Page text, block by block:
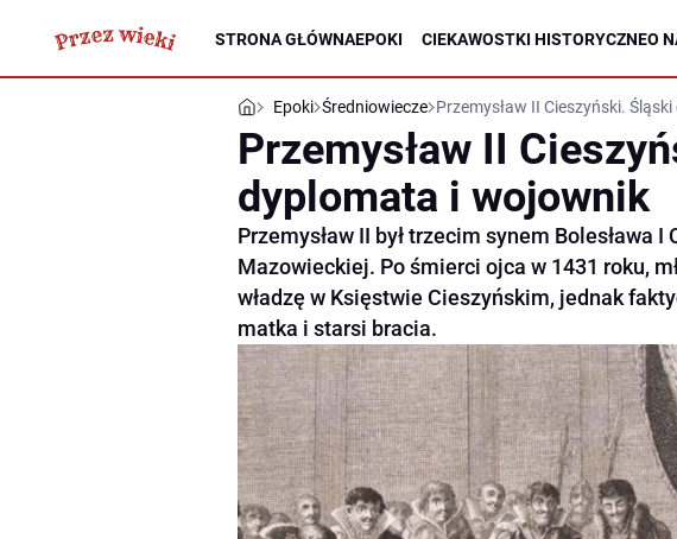
STRONA GŁÓWNAEPOKI CIEKAWOSTKI HISTORYCZNEO
Epoki Średniowiecze Przemysław II Cieszyński.
Przemysław II
dyplomata i wojownik
Przemysław II był trzecim synem Bolesława
Mazowieckiej. Po śmierci ojca w 1431 roku,
władzę w Księstwie Cieszyńskim, jednak
matka i starsi bracia.